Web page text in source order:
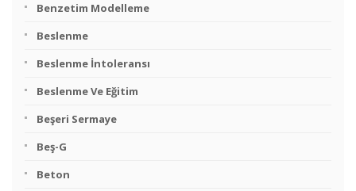
Benzetim Modelleme
Beslenme
Beslenme İntoleransı
Beslenme Ve Eğitim
Beşeri Sermaye
Beş-G
Beton